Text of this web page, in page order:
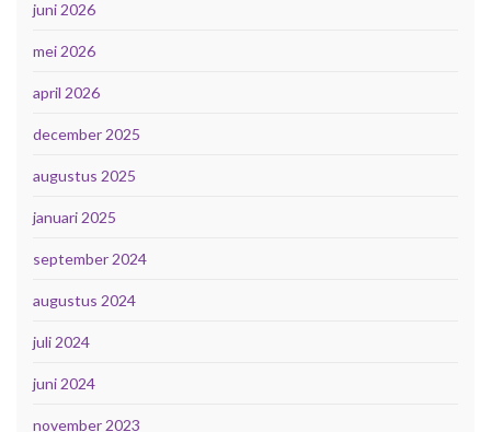
juni 2026
mei 2026
april 2026
december 2025
augustus 2025
januari 2025
september 2024
augustus 2024
juli 2024
juni 2024
november 2023